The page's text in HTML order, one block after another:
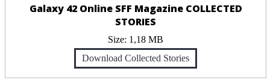
Galaxy 42 Online SFF Magazine COLLECTED
STORIES
Size: 1,18 MB
Download Collected Stories